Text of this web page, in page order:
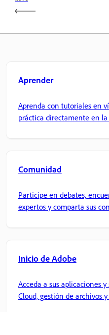
Aprender
Aprenda con tutoriales en
práctica directamente en
Comunidad
Participe en debates,
expertos y comparta sus
Inicio de Adobe
Acceda a sus aplicaciones
Cloud, gestión de archivos